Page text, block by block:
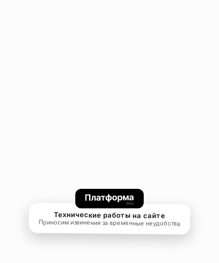
Технические работы на сайте
Приносим извинения за временные неудобства